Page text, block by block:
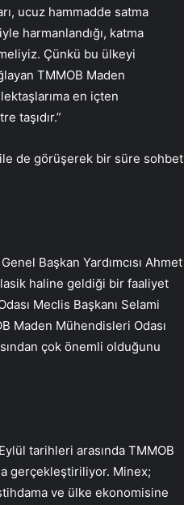
ucuz hammadde satma
harmanlandığı, katma
Çünkü bu ülkeyi
TMMOB Maden
en içten
taşıdır.”
de görüşerek bir süre sohbet
Başkan Yardımcısı Ahmet
haline geldiği bir faaliyet
Meclis Başkanı Selami
Maden Mühendisleri Odası
çok önemli olduğunu
tarihleri ​​arasında TMMOB
gerçekleştiriliyor. Minex;
ve ülke ekonomisine